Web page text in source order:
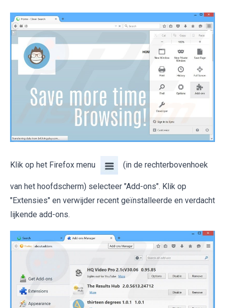
Klik op het Firefox menu (in de rechterbovenhoek
van het hoofdscherm) selecteer "Add-ons". Klik op
"Extensies" en verwijder recent geïnstalleerde en verdacht
lijkende add-ons.